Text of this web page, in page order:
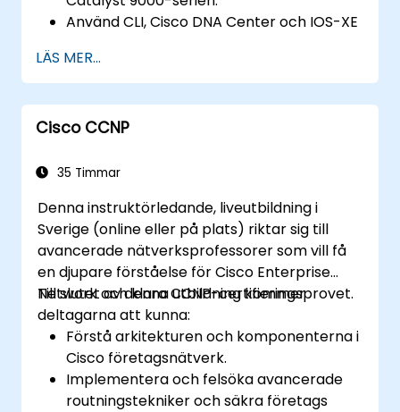
Använd CLI, Cisco DNA Center och IOS-XE
Använd säkerhetsfunktioner,
molnintegration och
automatiseringsverktyg.
Distribuera switcharna i olika
Utnyttja Cisco DNA Center för
automatisering av enheter.
LÄS MER...
Cisco CCNP
35 Timmar
Denna instruktörledande, liveutbildning i
Sverige (online eller på plats) riktar sig till
avancerade nätverksprofessorer som vill få
en djupare förståelse för Cisco Enterprise
Network och klara CCNP-certifieringsprovet.
Till slutet av denna utbildning kommer
deltagarna att kunna:
Förstå arkitekturen och komponenterna i
Cisco företagsnätverk.
Implementera och felsöka avancerade
routningstekniker och säkra företags